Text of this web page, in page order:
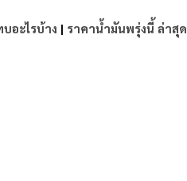
อะไรบ้าง | ราคาน้ำมันพรุ่งนี้ ล่าสุด